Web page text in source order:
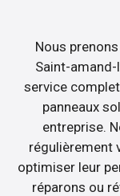
Nous
Saint-
service
panneaux
entreprise.
régulièrement
optimiser leur
réparons ou